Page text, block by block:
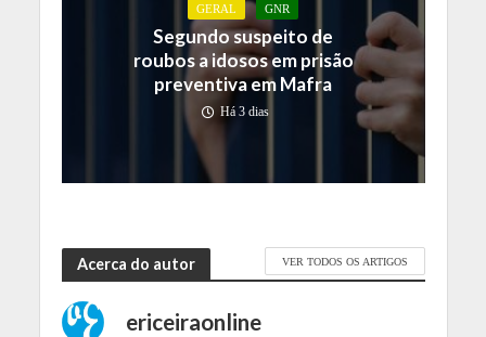
GERAL GNR
Segundo suspeito de
roubos a idosos em prisão
preventiva em Mafra
Há 3 dias
Acerca do autor VER TODOS OS ARTIGOS
ericeiraonline